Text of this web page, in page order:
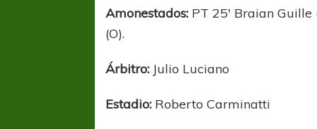
Amonestados: PT 25′ Braian Guille
(O).
Árbitro: Julio Luciano
Estadio: Roberto Carminatti